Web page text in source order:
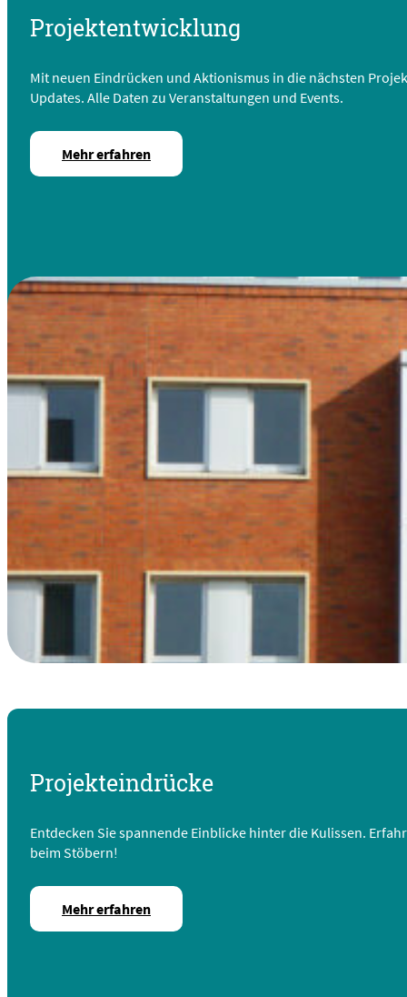
Projektentwicklung
Mit neuen Eindrücken und Aktionismus in die nächsten
Updates. Alle Daten zu Veranstaltungen und Events.
Mehr erfahren
Projekteindrücke
Entdecken Sie spannende Einblicke hinter die Kulissen.
beim Stöbern!
Mehr erfahren